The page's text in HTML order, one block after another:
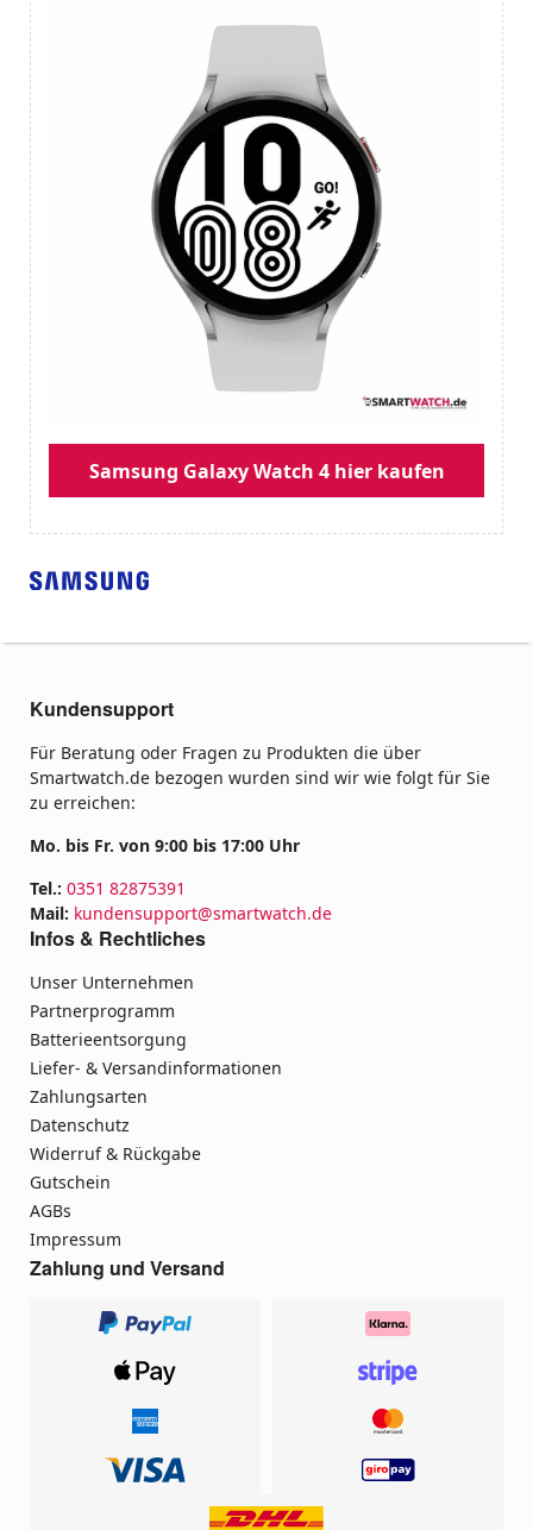
Samsung Galaxy Watch 4 hier kaufen
Kundensupport
Für Beratung oder Fragen zu Produkten die über
Smartwatch.de bezogen wurden sind wir wie folgt für Sie
zu erreichen:
Mo. bis Fr. von 9:00 bis 17:00 Uhr
Tel.: 0351 82875391
Mail: kundensupport@smartwatch.de
Infos & Rechtliches
Unser Unternehmen
Partnerprogramm
Batterieentsorgung
Liefer- & Versandinformationen
Zahlungsarten
Datenschutz
Widerruf & Rückgabe
Gutschein
AGBs
Impressum
Zahlung und Versand